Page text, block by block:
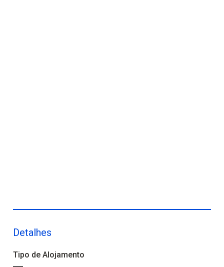
Detalhes
Tipo de Alojamento